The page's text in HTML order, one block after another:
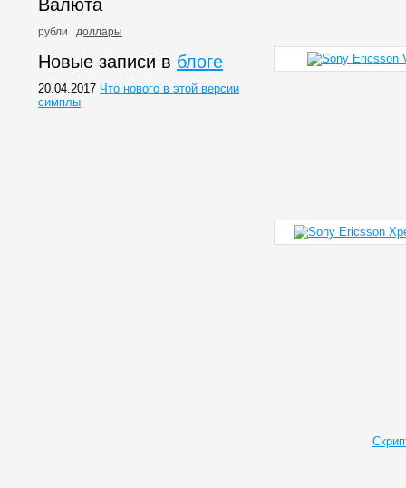
Валюта
рубли доллары
Новые записи в блоге
20.04.2017 Что нового в этой версии
симплы